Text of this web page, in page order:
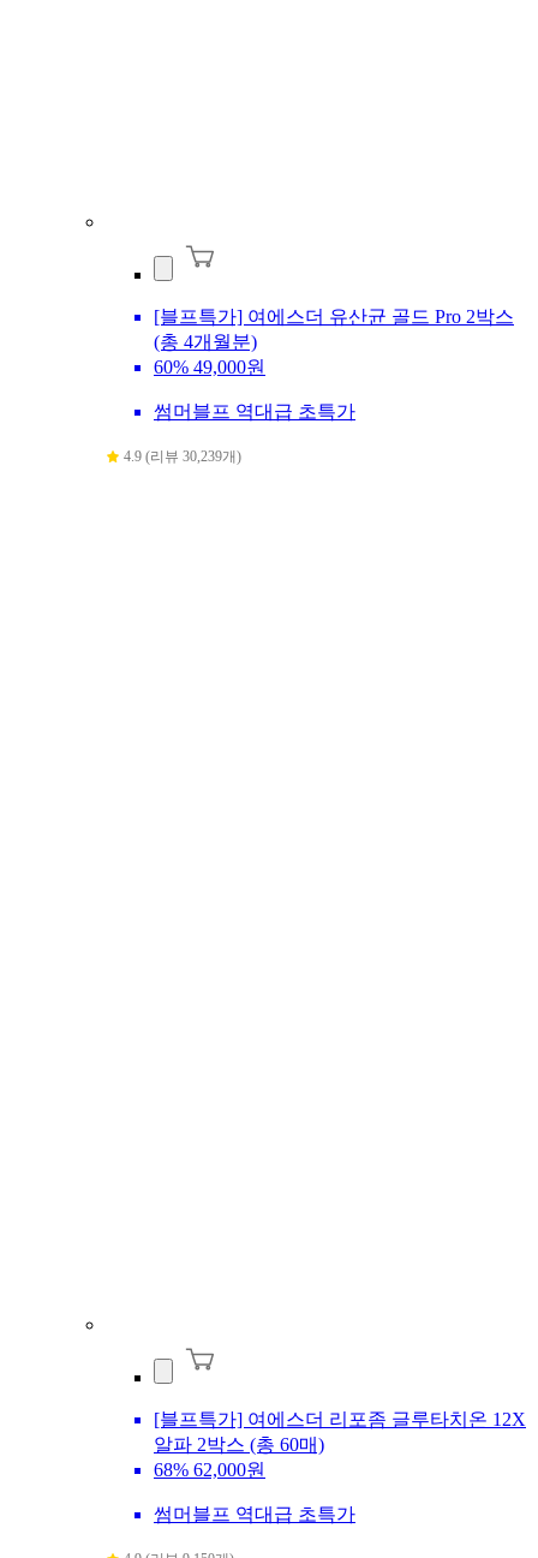
[블프특가] 여에스더 유산균 골드 Pro 2박스
(총 4개월분)
60% 49,000원
썸머블프 역대급 초특가
4.9 (리뷰 30,239개)
[블프특가] 여에스더 리포좀 글루타치온 12X
알파 2박스 (총 60매)
68% 62,000원
썸머블프 역대급 초특가